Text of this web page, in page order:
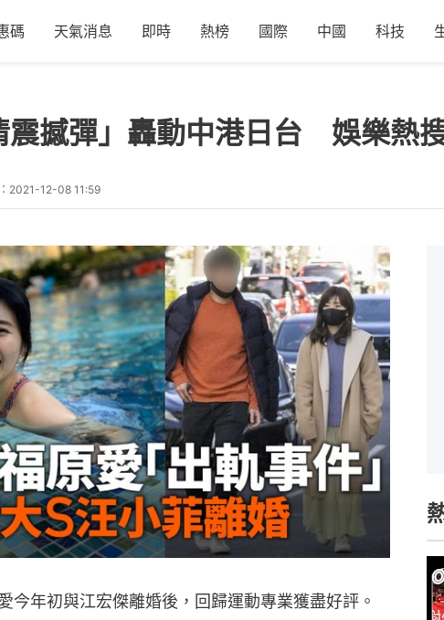
碼 天氣消息 即時 熱榜 國際 中國 科技
震撼彈」轟動中港日台 娛樂熱
2021-12-08 11:59
今年初與江宏傑離婚後，回歸運動專業獲盡好評。